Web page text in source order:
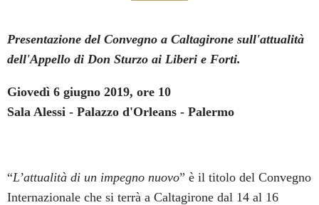
Presentazione del Convegno a Caltagirone sull'attualità
dell'Appello di Don Sturzo ai Liberi e Forti.
Giovedì 6 giugno 2019, ore 10
Sala Alessi - Palazzo d'Orleans - Palermo
“L’attualità di un impegno nuovo” è il titolo del Convegno
Internazionale che si terrà a Caltagirone dal 14 al 16